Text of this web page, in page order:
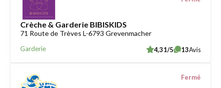
Crèche & Garderie BIBISKIDS
71 Route de Trèves L-6793 Grevenmacher
Garderie 4,31/5 13Avis
Fermé